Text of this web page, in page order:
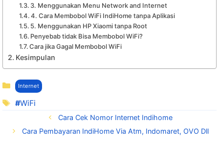
3. Menggunakan Menu Network and Internet
4. Cara Membobol WiFi IndiHome tanpa Aplikasi
5. Menggunakan HP Xiaomi tanpa Root
Penyebab tidak Bisa Membobol WiFi?
Cara jika Gagal Membobol WiFi
Kesimpulan
Kategori
Internet
Tag
WiFi
Cara Cek Nomor Internet Indihome
Cara Pembayaran IndiHome Via Atm, Indomaret, OVO Dll